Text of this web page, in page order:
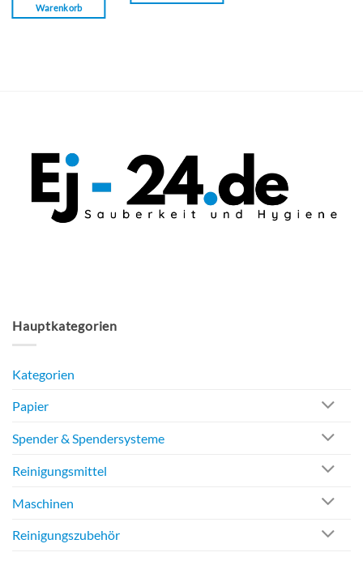
Warenkorb
Hauptkategorien
Kategorien
Papier
Spender & Spendersysteme
Reinigungsmittel
Maschinen
Reinigungszubehör